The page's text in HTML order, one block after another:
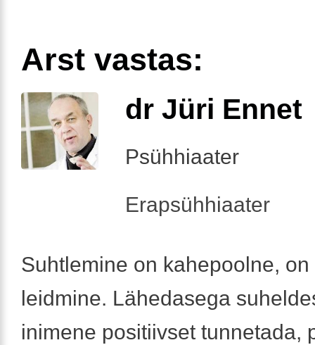
Arst vastas:
dr Jüri Ennet
Psühhiaater
Erapsühhiaater
Suhtlemine on kahepoolne,
leidmine. Lähedasega
inimene positiivset tunnetada,